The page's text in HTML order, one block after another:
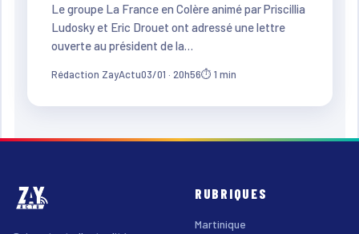
Le groupe La France en Colère animé par Priscillia
Ludosky et Eric Drouet ont adressé une lettre
ouverte au président de la…
Rédaction ZayActu03/01 · 20h56⏱ 1 min
RUBRIQUES
Martinique